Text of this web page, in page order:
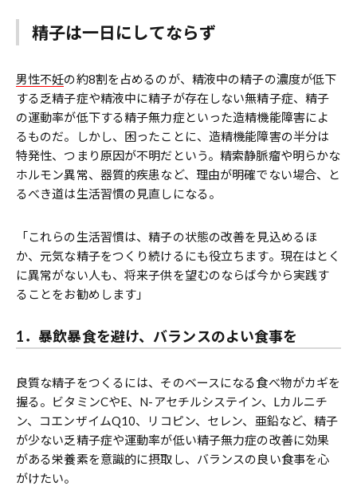
精子は一日にしてならず
男性不妊の約8割を占めるのが、精液中の精子の濃度が低下
する乏精子症や精液中に精子が存在しない無精子症、精子
の運動率が低下する精子無力症といった造精機能障害によ
るものだ。しかし、困ったことに、造精機能障害の半分は
特発性、つまり原因が不明だという。精索静脈瘤や明らかな
ホルモン異常、器質的疾患など、理由が明確でない場合、と
るべき道は生活習慣の見直しになる。
「これらの生活習慣は、精子の状態の改善を見込めるほ
か、元気な精子をつくり続けるにも役立ちます。現在はとく
に異常がない人も、将来子供を望むのならば今から実践す
ることをお勧めします」
1．暴飲暴食を避け、バランスのよい食事を
良質な精子をつくるには、そのベースになる食べ物がカギを
握る。ビタミンCやE、N-アセチルシステイン、Lカルニチ
ン、コエンザイムQ10、リコピン、セレン、亜鉛など、精子
が少ない乏精子症や運動率が低い精子無力症の改善に効果
がある栄養素を意識的に摂取し、バランスの良い食事を心
がけたい。